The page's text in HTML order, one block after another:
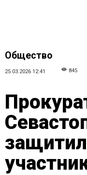
Общество
25.03.2026 12:41 845